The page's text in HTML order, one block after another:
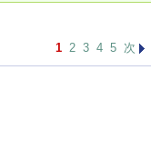
1 2 3 4 5 次